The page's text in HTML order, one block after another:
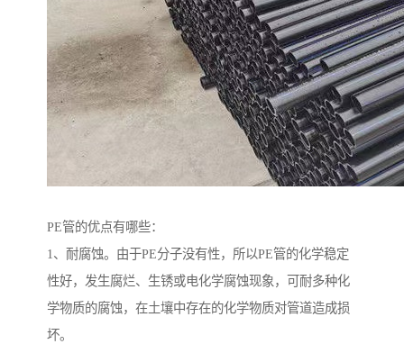
PE管的优点有哪些：
1、耐腐蚀。由于PE分子没有性，所以PE管的化学稳定
性好，发生腐烂、生锈或电化学腐蚀现象，可耐多种化
学物质的腐蚀，在土壤中存在的化学物质对管道造成损
坏。